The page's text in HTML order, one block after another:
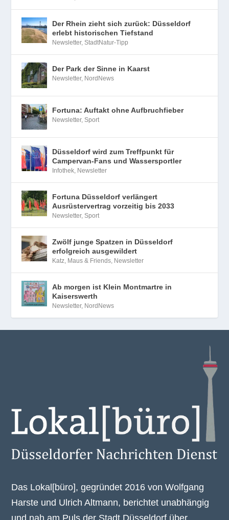
Der Rhein zieht sich zurück: Düsseldorf
erlebt historischen Tiefstand
Newsletter,StadtNatur-Tipp
Der Park der Sinne in Kaarst
Newsletter, NordNews
Fortuna: Auftakt ohne Aufbruchfieber
Newsletter,Sport
Düsseldorf wird zum Treffpunkt für
Campervan-Fans und Wassersportler
Infothek, Newsletter
Fortuna Düsseldorf verlängert
Ausrüstervertrag vorzeitig bis 2033
Newsletter,Sport
Zwölf junge Spatzen in Düsseldorf
erfolgreich ausgewildert
Katz, Maus & Friends, Newsletter
Ab morgen ist Klein Montmartre in
Kaiserswerth
Newsletter, NordNews
Das Lokal[büro], gegründet 2016 von Wolfgang
Harste und Ulrich Altmann, berichtet unabhängig